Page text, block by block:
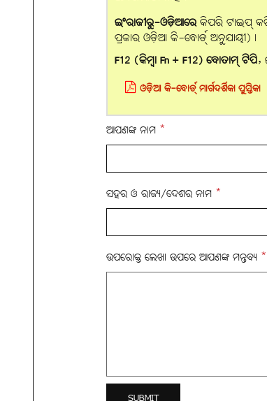
ଇଂରାଜୀରୁ-ଓଡ଼ିଆରେକିପରି ଟାଇପ୍
ପ୍ରକାର ଓଡ଼ିଆ କି-ବୋର୍ଡ୍ ଅନୁଯାୟୀ)।
F12 (କିମ୍ବା Fn + F12) ବୋତାମ୍‌ ଟିପି,
ଓଡ଼ିଆ କି-ବୋର୍ଡ୍ ମାର୍ଗଦର୍ଶିକା ପୁସ୍ତିକା
ଆପଣଙ୍କ ନାମ *
ସହର ଓ ରାଜ୍ୟ/ଦେଶର ନାମ *
ଉପରୋକ୍ତ ଲେଖା ଉପରେ ଆପଣଙ୍କ ମନ୍ତବ୍ୟ *